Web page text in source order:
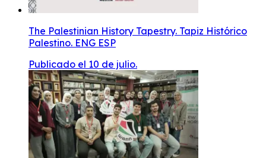
The Palestinian History Tapestry. Tapiz Histórico
Palestino. ENG ESP
Publicado el 10 de julio.